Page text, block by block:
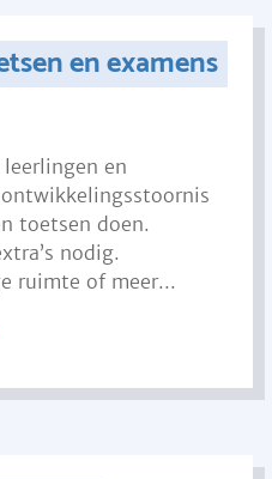
en examens
en
toetsen doen.
nodig.
ruimte of meer...